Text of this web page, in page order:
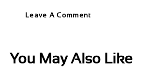
You May Also Like